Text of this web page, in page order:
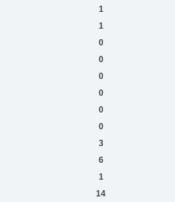
1
1
0
0
0
0
0
0
3
6
1
14